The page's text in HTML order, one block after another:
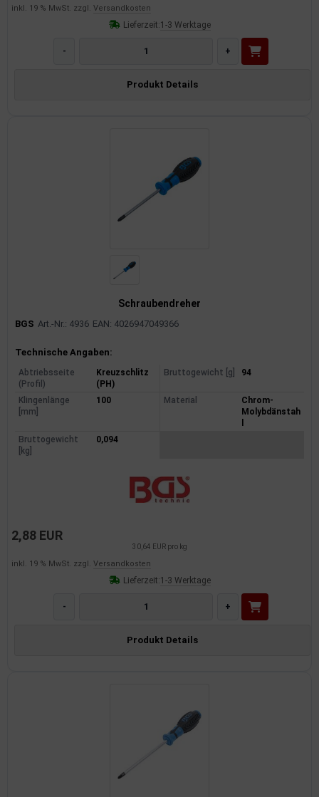
inkl. 19 % MwSt. zzgl. Versandkosten
Lieferzeit:1-3 Werktage
- +
Produkt Details
Schraubendreher
BGS Art.-Nr.: 4936 EAN: 4026947049366
Produktinformationen
Technische Angaben:
Abtriebsseite
(Profil)
Kreuzschlitz
(PH)
Bruttogewicht [g] 94
Klingenlänge
[mm]
100 Material
Chrom-
Molybdänstah
Bruttogewicht
[kg]
0,094
2,88 EUR
30,64 EUR pro kg
inkl. 19 % MwSt. zzgl. Versandkosten
Lieferzeit:1-3 Werktage
- +
Produkt Details